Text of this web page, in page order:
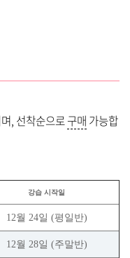
, 선착순으로구매 가능합
강습 시작일
12월 24일 (평일반)
12월 28일 (주말반)